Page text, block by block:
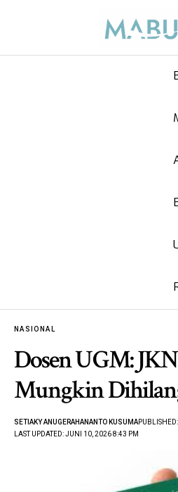
NASIONAL
Dosen UGM:
Mungkin
LAST UPDATED: JUNI 10, 2026 8:43 PM
SETIAKY ANUGERAHANANTO KUSUMA